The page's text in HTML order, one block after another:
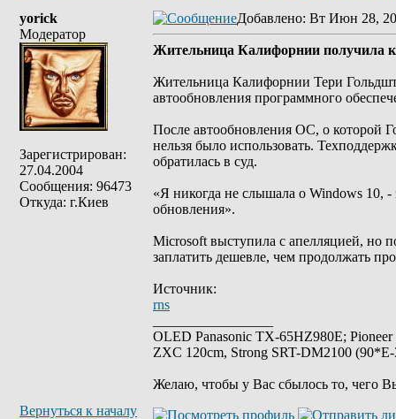
yorick
Модератор
Зарегистрирован:
27.04.2004
Сообщения: 96473
Откуда: г.Киев
Добавлено: Вт Июн 28,
Жительница Калифорнии получила
Жительница Калифорнии Тери
автообновления программного
После автообновления ОС, о которой
нельзя было использовать.
обратилась в суд.
«Я никогда не слышала о Windows 10,
обновления».
Microsoft выступила с апелляцией, но
заплатить дешевле, чем продолжать
Источник:
rns
OLED Panasonic TX-65HZ980E;
ZXC 120cm, Strong SRT-DM2100
Желаю, чтобы у Вас сбылось то, чего
Вернуться к началу